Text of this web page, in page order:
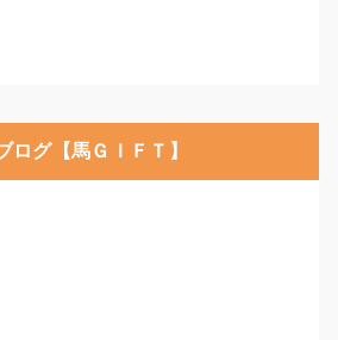
ログ【馬ＧＩＦＴ】